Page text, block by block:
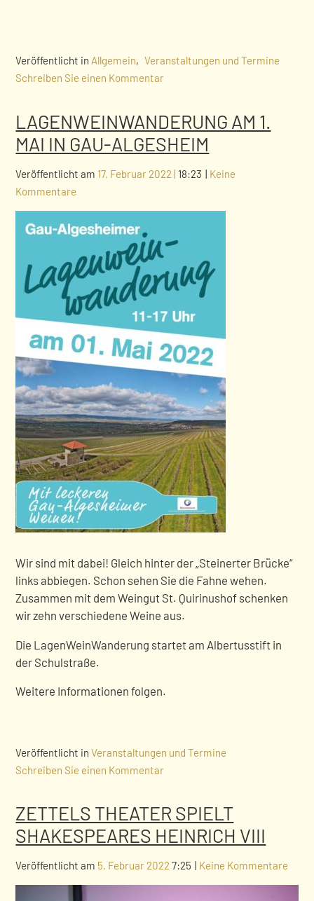
Veröffentlicht in Allgemein, Veranstaltungen und Termine
Schreiben Sie einen Kommentar
LAGENWEINWANDERUNG AM 1.
MAI IN GAU-ALGESHEIM
Veröffentlicht am 17. Februar 2022 | 18:23 | Keine
Kommentare
Wir sind mit dabei! Gleich hinter der „Steinerter Brücke“
links abbiegen. Schon sehen Sie die Fahne wehen.
Zusammen mit dem Weingut St. Quirinushof schenken
wir zehn verschiedene Weine aus.
Die LagenWeinWanderung startet am Albertusstift in
der Schulstraße.
Weitere Informationen folgen.
Veröffentlicht inVeranstaltungen und Termine
Schreiben Sie einen Kommentar
ZETTELS THEATER SPIELT
SHAKESPEARES HEINRICH VIII
Veröffentlicht am 5. Februar 2022 7:25 | Keine Kommentare